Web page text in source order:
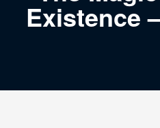
Existence